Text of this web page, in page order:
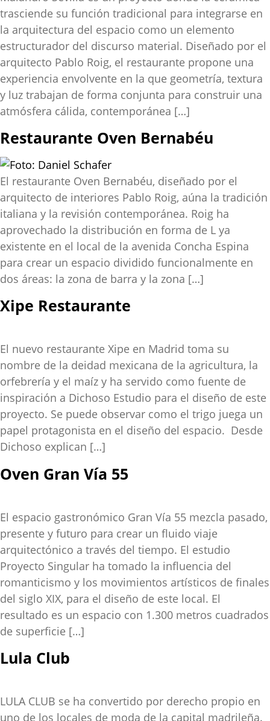
trasciende su función tradicional para integrarse en
la arquitectura del espacio como un elemento
estructurador del discurso material. Diseñado por el
arquitecto Pablo Roig, el restaurante propone una
experiencia envolvente en la que geometría, textura
y luz trabajan de forma conjunta para construir una
atmósfera cálida, contemporánea […]
Restaurante Oven Bernabéu
El restaurante Oven Bernabéu, diseñado por el
arquitecto de interiores Pablo Roig, aúna la tradición
italiana y la revisión contemporánea. Roig ha
aprovechado la distribución en forma de L ya
existente en el local de la avenida Concha Espina
para crear un espacio dividido funcionalmente en
dos áreas: la zona de barra y la zona […]
Xipe Restaurante
El nuevo restaurante Xipe en Madrid toma su
nombre de la deidad mexicana de la agricultura, la
orfebrería y el maíz y ha servido como fuente de
inspiración a Dichoso Estudio para el diseño de este
proyecto. Se puede observar como el trigo juega un
papel protagonista en el diseño del espacio. Desde
Dichoso explican […]
Oven Gran Vía 55
El espacio gastronómico Gran Vía 55 mezcla pasado,
presente y futuro para crear un fluido viaje
arquitectónico a través del tiempo. El estudio
Proyecto Singular ha tomado la influencia del
romanticismo y los movimientos artísticos de finales
del siglo XIX, para el diseño de este local. El
resultado es un espacio con 1.300 metros cuadrados
de superficie […]
Lula Club
LULA CLUB se ha convertido por derecho propio en
uno de los locales de moda de la capital madrileña.